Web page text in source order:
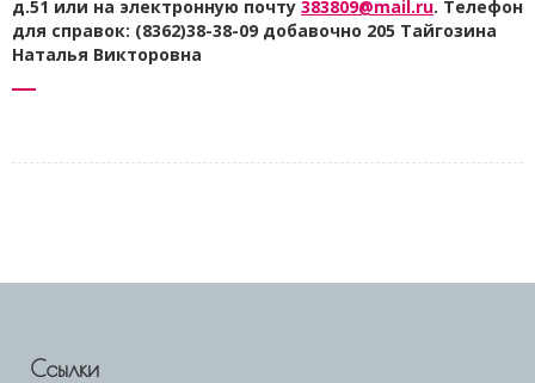
д.51 или на электронную почту 383809@mail.ru. Телефон
для справок: (8362)38-38-09 добавочно 205 Тайгозина
Наталья Викторовна
Ссылки